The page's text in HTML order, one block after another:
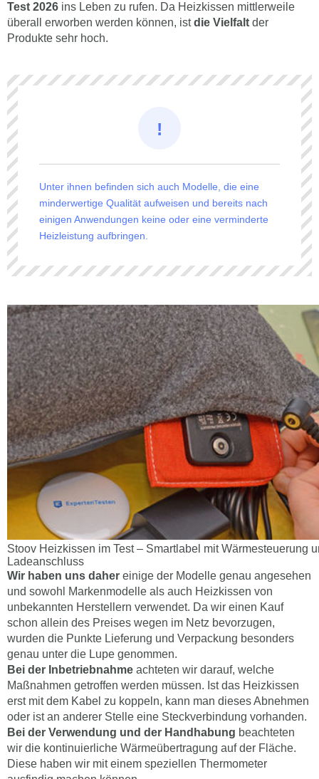
Test 2026 ins Leben zu rufen. Da Heizkissen mittlerweile
überall erworben werden können, istdie Vielfalt der
Produkte sehr hoch.
Unter ihnen befinden sich auch Modelle, die eine
minderwertige Qualität aufweisen und bereits nach
einigen Anwendungen keine oder eine verminderte
Heizleistung aufbringen.
Stoov Heizkissen im Test – Smartlabel mit Wärmesteuerung
Ladeanschluss
Wir haben uns daher einige der Modelle genau angesehen
und sowohl Markenmodelle als auch Heizkissen von
unbekannten Herstellern verwendet. Da wir einen Kauf
schon allein des Preises wegen im Netz bevorzugen,
wurden die Punkte Lieferung und Verpackung besonders
genau unter die Lupe genommen.
Bei der Inbetriebnahme achteten wir darauf, welche
Maßnahmen getroffen werden müssen. Ist das Heizkissen
erst mit dem Kabel zu koppeln, kann man dieses Abnehmen
oder ist an anderer Stelle eine Steckverbindung vorhanden.
Bei der Verwendung und der Handhabung beachteten
wir die kontinuierliche Wärmeübertragung auf der Fläche.
Diese haben wir mit einem speziellen Thermometer